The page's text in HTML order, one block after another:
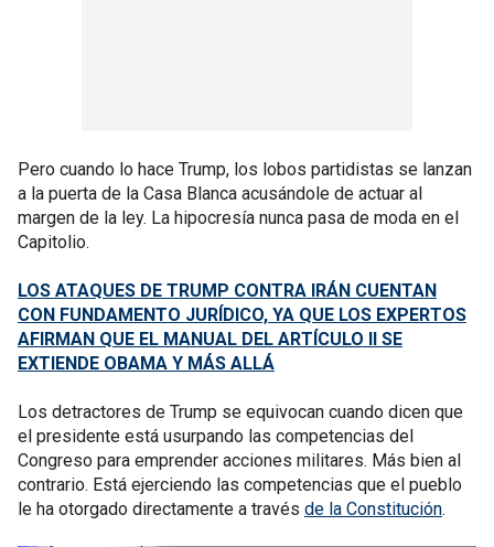
Pero cuando lo hace Trump, los lobos partidistas se lanzan
a la puerta de la Casa Blanca acusándole de actuar al
margen de la ley. La hipocresía nunca pasa de moda en el
Capitolio.
LOS ATAQUES DE TRUMP CONTRA IRÁN CUENTAN
CON FUNDAMENTO JURÍDICO, YA QUE LOS EXPERTOS
AFIRMAN QUE EL MANUAL DEL ARTÍCULO II SE
EXTIENDE OBAMA Y MÁS ALLÁ
Los detractores de Trump se equivocan cuando dicen que
el presidente está usurpando las competencias del
Congreso para emprender acciones militares. Más bien al
contrario. Está ejerciendo las competencias que el pueblo
le ha otorgado directamente a través de la Constitución.